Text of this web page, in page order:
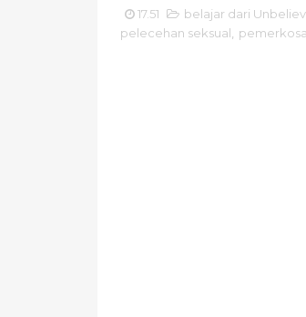
17.51 belajar dari
pelecehan seksual